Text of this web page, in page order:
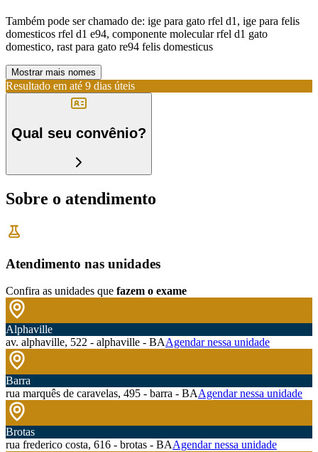
Também pode ser chamado de: ige para gato rfel d1, ige para felis
domesticos rfel d1 e94, componente molecular rfel d1 gato
domestico, rast para gato re94 felis domesticus
Mostrar mais nomes
Resultado em até 9 dias úteis
Qual seu convênio?
Sobre o atendimento
Atendimento nas unidades
Confira as unidades que fazem o exame
Alphaville
av. alphaville, 522 - alphaville - BAAgendar nessa unidade
Barra
rua marquês de caravelas, 495 - barra - BAAgendar nessa unidade
Brotas
rua frederico costa, 616 - brotas - BAAgendar nessa unidade